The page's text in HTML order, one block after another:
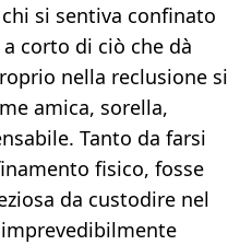
si sentiva confinato
corto di ciò che dà
nella reclusione si
amica, sorella,
Tanto da farsi
fisico, fosse
da custodire nel